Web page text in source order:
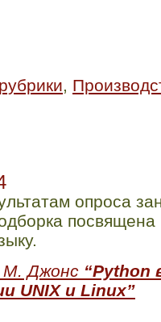
,
опроса
Джонс “Python
UNIX и Linux”